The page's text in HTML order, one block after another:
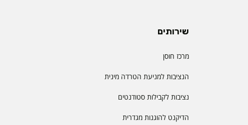
שירותים
מרכז חוסן
הנציבות למניעת הטרדה מינית
נציבות לקבילות סטודנטים
הדיקנט להוגנות מגדרית